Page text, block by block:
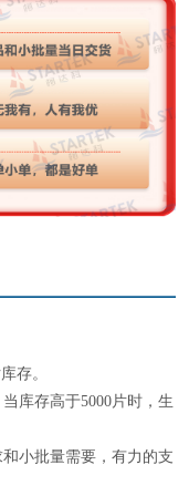
存。
库存高于5000片时，生
小批量需要，有力的支